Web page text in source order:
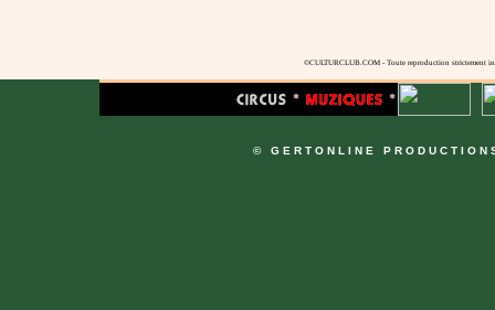
©CULTURCLUB.COM - Toute reproduction strictement
© GERTONLINE